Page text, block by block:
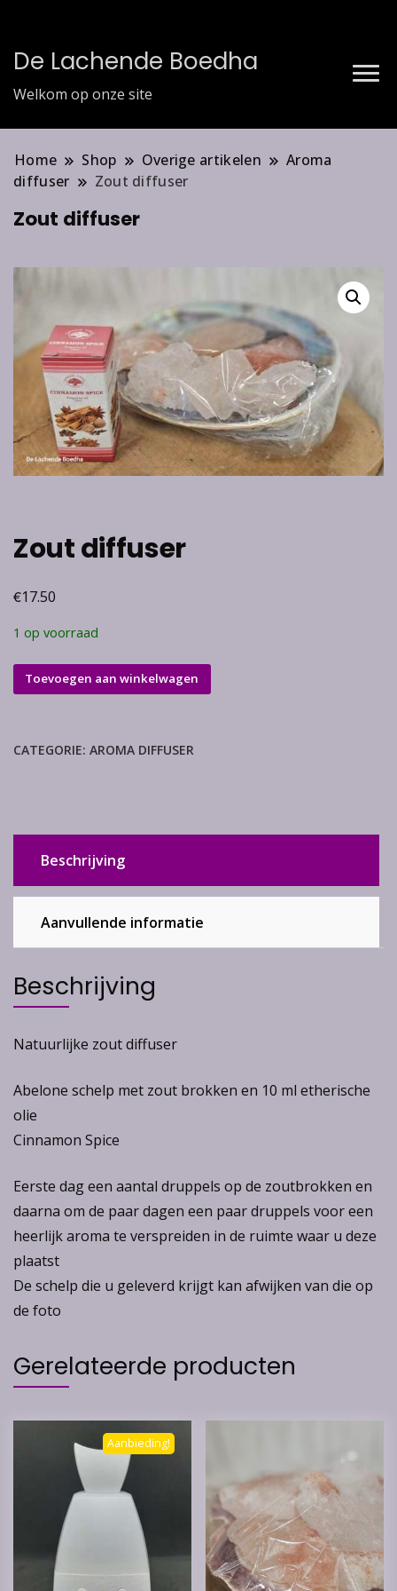
De Lachende Boedha
Welkom op onze site
Home Shop Overige artikelen
Aroma
diffuser
Zout diffuser
Zout diffuser
Zout diffuser
€17.50
1 op voorraad
Zout
diffuser
Toevoegen aan winkelwagen
CATEGORIE: AROMA DIFFUSER
Beschrijving
Aanvullende informatie
Beschrijving
Natuurlijke zout diffuser
Abelone schelp met zout brokken en 10 ml etherische
olie
Cinnamon Spice
Eerste dag een aantal druppels op de zoutbrokken en
daarna om de paar dagen een paar druppels voor een
heerlijk aroma te verspreiden in de ruimte waar u deze
plaatst
De schelp die u geleverd krijgt kan afwijken van die op
de foto
Gerelateerde producten
Aanbieding!